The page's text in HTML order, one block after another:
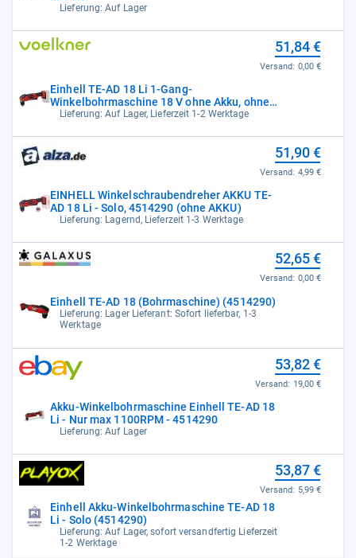
Lieferung: Auf Lager
Einhell TE-AD 18 Li 1-Gang-
Winkelbohrmaschine 18 V ohne Akku, ohne
Ladegerät
Lieferung: Auf Lager, Lieferzeit 1-2 Werktage
51,84 €
Versand: 0,00 €
EINHELL Winkelschraubendreher AKKU TE-
AD 18 Li - Solo, 4514290 (ohne AKKU)
Lieferung: Lagernd, Lieferzeit 1-3 Werktage
51,90 €
Versand: 4,99 €
Einhell TE-AD 18 (Bohrmaschine) (4514290)
Lieferung: Lager Lieferant: Sofort lieferbar, 1-3
Werktage
52,65 €
Versand: 0,00 €
Akku-Winkelbohrmaschine Einhell TE-AD 18
Li - Nur max 1100RPM - 4514290
Lieferung: Auf Lager
53,82 €
Versand: 19,00 €
Einhell Akku-Winkelbohrmaschine TE-AD 18
Li - Solo (4514290)
Lieferung: Auf Lager, sofort versandfertig Lieferzeit
1-2 Werktage
53,87 €
Versand: 5,99 €